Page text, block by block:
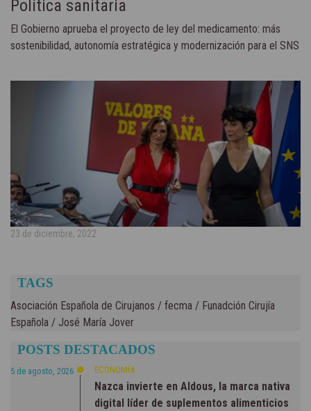
Política sanitaria
El Gobierno aprueba el proyecto de ley del medicamento: más
sostenibilidad, autonomía estratégica y modernización para el SNS
23 de diciembre, 2022
TAGS
Asociación Española de Cirujanos / fecma / Funadción Cirujía
Española / José María Jover
POSTS DESTACADOS
5 de agosto, 2026 ECONOMÍA
Nazca invierte en Aldous, la marca nativa
digital líder de suplementos alimenticios